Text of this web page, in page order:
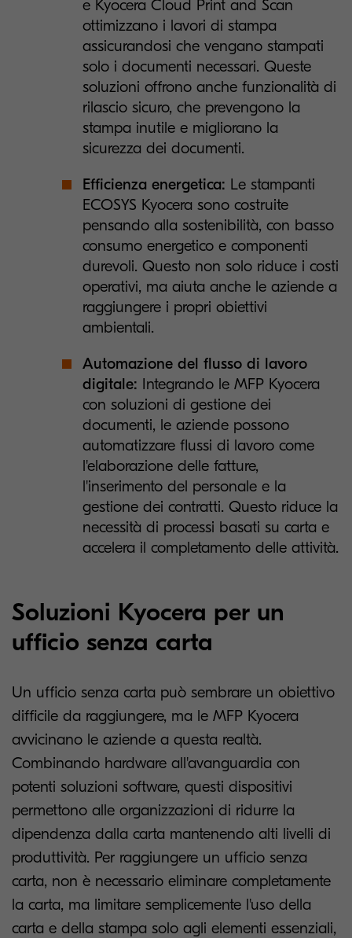
e Kyocera Cloud Print and Scan
ottimizzano i lavori di stampa
assicurandosi che vengano stampati
solo i documenti necessari. Queste
soluzioni offrono anche funzionalità di
rilascio sicuro, che prevengono la
stampa inutile e migliorano la
sicurezza dei documenti.
Efficienza energetica: Le stampanti
ECOSYS Kyocera sono costruite
pensando alla sostenibilità, con basso
consumo energetico e componenti
durevoli. Questo non solo riduce i costi
operativi, ma aiuta anche le aziende a
raggiungere i propri obiettivi
ambientali.
Automazione del flusso di lavoro
digitale: Integrando le MFP Kyocera
con soluzioni di gestione dei
documenti, le aziende possono
automatizzare flussi di lavoro come
l'elaborazione delle fatture,
l'inserimento del personale e la
gestione dei contratti. Questo riduce la
necessità di processi basati su carta e
accelera il completamento delle attività.
Soluzioni Kyocera per un
ufficio senza carta
Un ufficio senza carta può sembrare un obiettivo
difficile da raggiungere, ma le MFP Kyocera
avvicinano le aziende a questa realtà.
Combinando hardware all'avanguardia con
potenti soluzioni software, questi dispositivi
permettono alle organizzazioni di ridurre la
dipendenza dalla carta mantenendo alti livelli di
produttività. Per raggiungere un ufficio senza
carta, non è necessario eliminare completamente
la carta, ma limitare semplicemente l'uso della
carta e della stampa solo agli elementi essenziali,